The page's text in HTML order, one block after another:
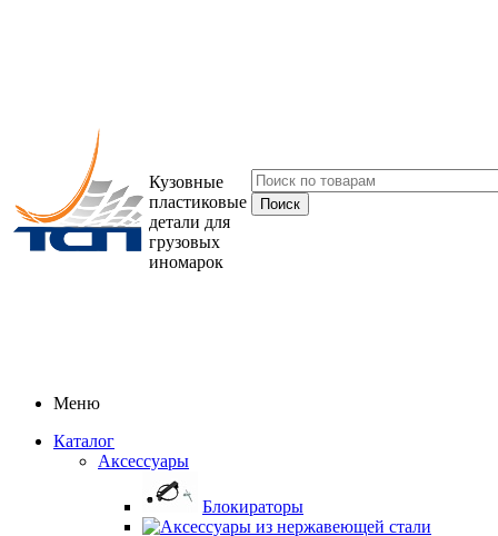
Кузовные
пластиковые
детали для
грузовых
иномарок
Меню
Каталог
Аксессуары
Блокираторы